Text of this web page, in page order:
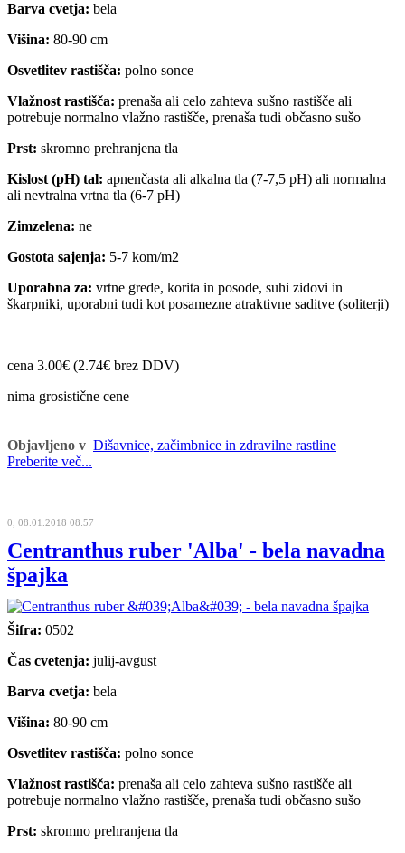
Barva cvetja: bela
Višina: 80-90 cm
Osvetlitev rastišča: polno sonce
Vlažnost rastišča: prenaša ali celo zahteva sušno rastišče ali
potrebuje normalno vlažno rastišče, prenaša tudi občasno sušo
Prst: skromno prehranjena tla
Kislost (pH) tal: apnenčasta ali alkalna tla (7-7,5 pH) ali normalna
ali nevtralna vrtna tla (6-7 pH)
Zimzelena: ne
Gostota sajenja: 5-7 kom/m2
Uporabna za: vrtne grede, korita in posode, suhi zidovi in
škarpniki, uporabni tudi kot posamezne atraktivne saditve (soliterji)
cena 3.00€ (2.74€ brez DDV)
nima grosistične cene
Objavljeno v Dišavnice, začimbnice in zdravilne rastline
Preberite več...
0, 08.01.2018 08:57
Centranthus ruber 'Alba' - bela navadna
špajka
Šifra: 0502
Čas cvetenja: julij-avgust
Barva cvetja: bela
Višina: 80-90 cm
Osvetlitev rastišča: polno sonce
Vlažnost rastišča: prenaša ali celo zahteva sušno rastišče ali
potrebuje normalno vlažno rastišče, prenaša tudi občasno sušo
Prst: skromno prehranjena tla